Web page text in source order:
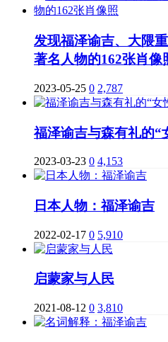
发现福泽谕吉、大隈
著名人物的162张肖像
2023-05-25 0 2,787
福泽谕吉与森有礼的“
2023-03-23 0 4,153
日本人物：福泽谕吉
2022-02-17 0 5,910
启蒙家与人民
2021-08-12 0 3,810